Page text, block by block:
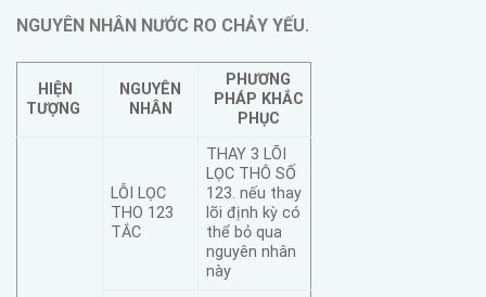
NGUYÊN NHÂN NƯỚC RO CHẢY YẾU.
HIỆN
TƯỢNG
NGUYÊN
NHÂN
PHƯƠNG
PHÁP KHẮC
PHỤC
LỖI LỌC
THO 123
TẮC
THAY 3 LÕI
LỌC THÔ SỐ
123. nếu thay
lõi định kỳ có
thể bỏ qua
nguyên nhân
này